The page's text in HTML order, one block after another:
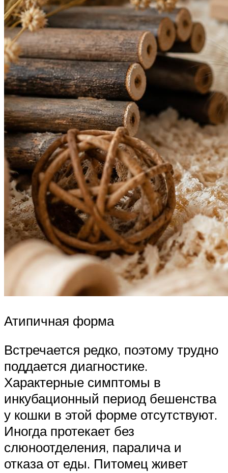
Атипичная форма
Встречается редко, поэтому трудно
поддается диагностике.
Характерные симптомы в
инкубационный период бешенства
у кошки в этой форме отсутствуют.
Иногда протекает без
слюноотделения, паралича и
отказа от еды. Питомец живет